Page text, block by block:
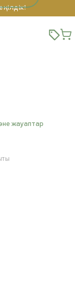
жауаптар